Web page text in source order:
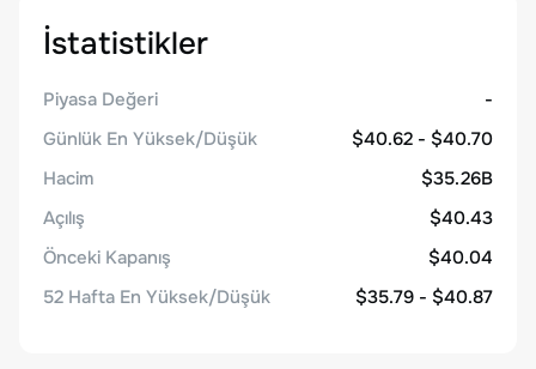
İstatistikler
Piyasa Değeri
-
Günlük En Yüksek/Düşük
$40.62 - $40.70
Hacim
$35.26B
Açılış
$40.43
Önceki Kapanış
$40.04
52 Hafta En Yüksek/Düşük
$35.79 - $40.87